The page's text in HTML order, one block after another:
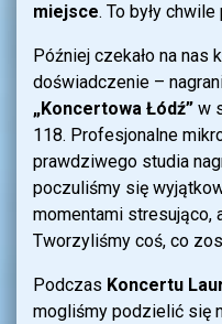
miejsce. To były
Później czekało na nas
doświadczenie –
„Koncertowa Łódź” w
118. Profesjonalne
prawdziwego studia
poczuliśmy się
momentami stresująco,
Tworzyliśmy coś, co
Podczas Koncertu
mogliśmy podzielić się